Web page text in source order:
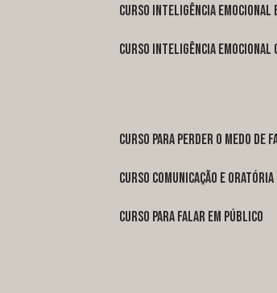
curso inteligência emocional
curso inteligência emocional
curso para perder o medo de
curso comunicação e oratória
curso para falar em público